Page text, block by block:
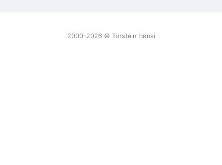
2000-2026 ©️ Torstein Hønsi